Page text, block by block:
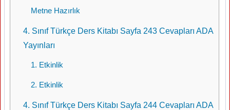
Metne Hazırlık
4. Sınıf Türkçe Ders Kitabı Sayfa 243 Cevapları ADA
Yayınları
1. Etkinlik
2. Etkinlik
4. Sınıf Türkçe Ders Kitabı Sayfa 244 Cevapları ADA